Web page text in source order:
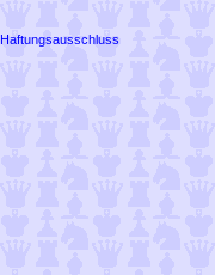
Haftungsausschluss